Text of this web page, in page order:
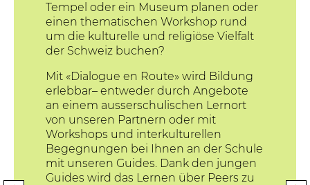
Tempel oder ein Museum planen oder
einen thematischen Workshop rund
um die kulturelle und religiöse Vielfalt
der Schweiz buchen?
Mit «Dialogue en Route» wird Bildung
erlebbar– entweder durch Angebote
an einem ausserschulischen Lernort
von unseren Partnern oder mit
Workshops und interkulturellen
Begegnungen bei Ihnen an der Schule
mit unseren Guides. Dank den jungen
Guides wird das Lernen über Peers zu